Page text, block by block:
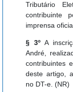
Tributário
contribuinte
imprensa
§ 3ºA
André,
contribuintes
deste artigo,
no DT-e. (NR)